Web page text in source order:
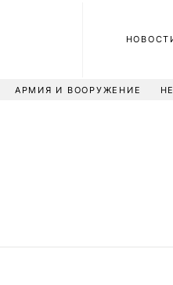
АРМИЯ И ВООРУЖЕНИЕ